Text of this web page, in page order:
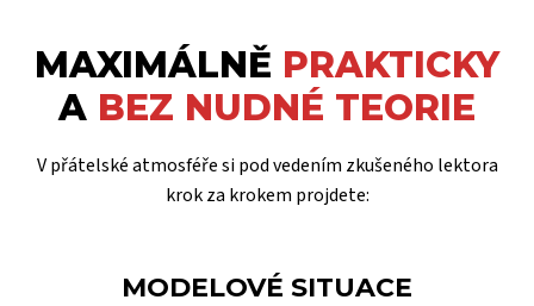
MAXIMÁLNĚ PRAKTICKY
A BEZ NUDNÉ TEORIE
V přátelské atmosféře si pod vedením zkušeného lektora
krok za krokem projdete:
MODELOVÉ SITUACE